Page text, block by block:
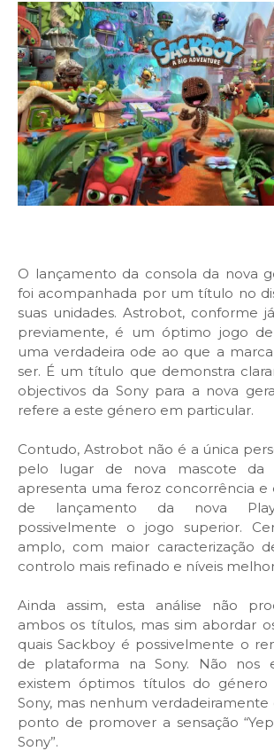
O lançamento da consola da nova
foi acompanhada por um título no
suas unidades. Astrobot, conforme
previamente, é um óptimo jogo
uma verdadeira ode ao que a
ser. É um título que demonstra
objectivos da Sony para a nova
refere a este género em particular.
Contudo, Astrobot não é a única
pelo lugar de nova mascote da
apresenta uma feroz concorrência
de lançamento da nova
possivelmente o jogo superior.
amplo, com maior caracterização
controlo mais refinado e níveis
Ainda assim, esta análise não
ambos os títulos, mas sim abordar
quais Sackboy é possivelmente o
de plataforma na Sony. Não nos
existem óptimos títulos do género
Sony, mas nenhum verdadeiramente
ponto de promover a sensação
Sony”.